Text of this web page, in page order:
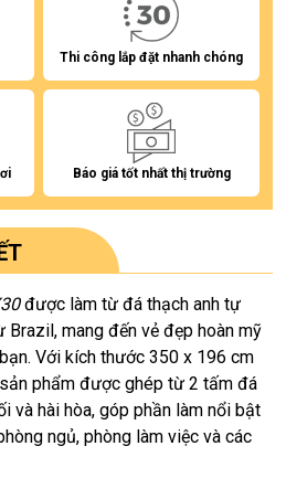
Thi công lắp đặt nhanh chóng
Báo giá tốt nhất thị trường
được làm từ đá thạch anh tự
Brazil, mang đến vẻ đẹp hoàn mỹ
Với kích thước 350 x 196 cm
phẩm được ghép từ 2 tấm đá
và hài hòa, góp phần làm nổi bật
ngủ, phòng làm việc và các